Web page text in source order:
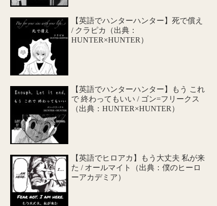
【英語でハンターハンター】死で償え
/ クラピカ（出典：
HUNTER×HUNTER）
【英語でハンターハンター】もう これ
で 終わってもいい / ゴン=フリークス
（出典：HUNTER×HUNTER）
【英語でヒロアカ】もう大丈夫 私が来
た / オールマイト（出典：僕のヒーロ
ーアカデミア）